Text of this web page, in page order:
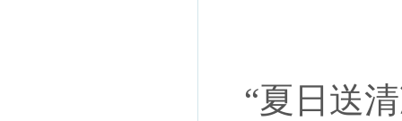
“夏日送